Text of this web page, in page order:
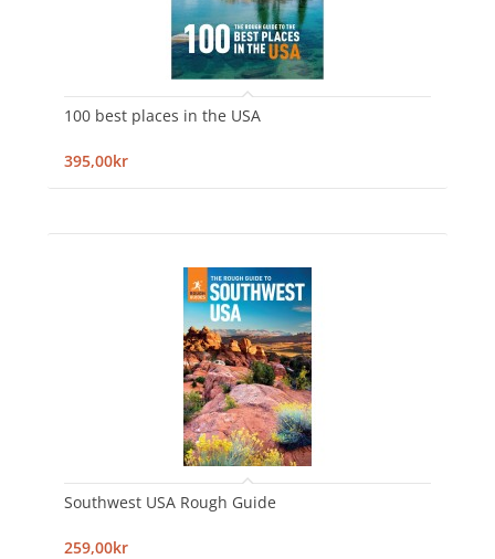
100 best places in the USA
395,00kr
Southwest USA Rough Guide
259,00kr